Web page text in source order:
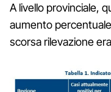
A livello provinciale,
aumento
scorsa rilevazione